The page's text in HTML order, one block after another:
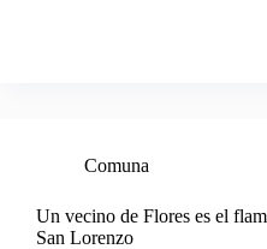
Comuna
Un vecino de Flores es el
San Lorenzo